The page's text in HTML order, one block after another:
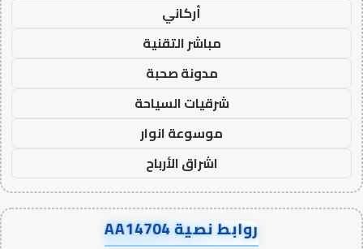
أركاني
مباشر التقنية
مدونة صحبة
شرقيات السياحة
موسوعة انوار
اشراق الأرباح
روابط نصية AA14704